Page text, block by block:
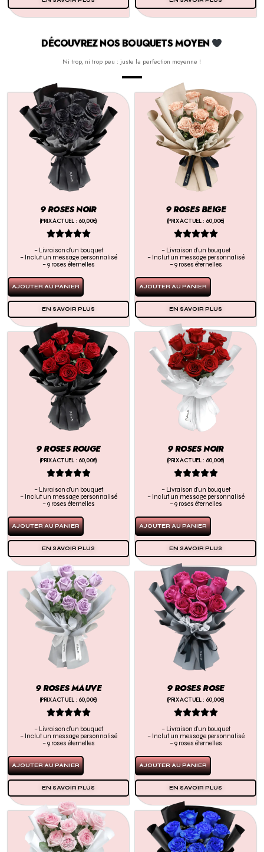
DÉCOUVREZ NOS BOUQUETS MOYEN
Ni trop, ni trop peu : juste la perfection moyenne !
9 ROSES NOIR
(PRIX ACTUEL : 60,00€)

– Livraison d’un bouquet
– Inclut un message personnalisé
– 9 roses éternelles
AJOUTER AU PANIER
EN SAVOIR PLUS
9 ROSES BEIGE
(PRIX ACTUEL : 60,00€)

– Livraison d’un bouquet
– Inclut un message personnalisé
– 9 roses éternelles
AJOUTER AU PANIER
EN SAVOIR PLUS
9 ROSES ROUGE
(PRIX ACTUEL : 60,00€)

– Livraison d’un bouquet
– Inclut un message personnalisé
– 9 roses éternelles
AJOUTER AU PANIER
EN SAVOIR PLUS
9 ROSES NOIR
(PRIX ACTUEL : 60,00€)

– Livraison d’un bouquet
– Inclut un message personnalisé
– 9 roses éternelles
AJOUTER AU PANIER
EN SAVOIR PLUS
9 ROSES MAUVE
(PRIX ACTUEL : 60,00€)

– Livraison d’un bouquet
– Inclut un message personnalisé
– 9 roses éternelles
AJOUTER AU PANIER
EN SAVOIR PLUS
9 ROSES ROSE
(PRIX ACTUEL : 60,00€)

– Livraison d’un bouquet
– Inclut un message personnalisé
– 9 roses éternelles
AJOUTER AU PANIER
EN SAVOIR PLUS